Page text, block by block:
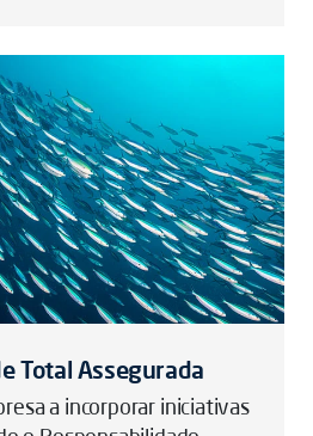
Total Assegurada
a incorporar iniciativas